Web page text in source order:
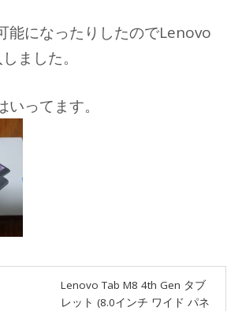
能になったりしたのでLenovo
ました。
ってます。
Lenovo Tab M8 4th Gen タブ
レット (8.0インチ ワイド パネ